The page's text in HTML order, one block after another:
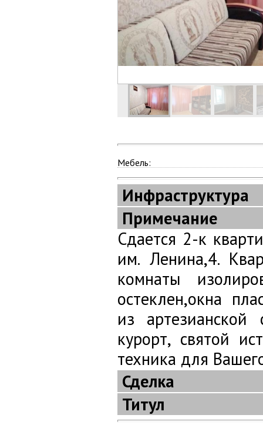
Мебель:
Инфраструктура
Примечание
Сдается 2-к
им. Ленина,4.
комнаты
остеклен,окна
из
курорт, святой
техника для
Сделка
Титул